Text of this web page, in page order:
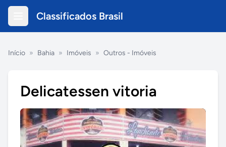
Classificados Brasil
Início » Bahia » Imóveis » Outros - Imóveis
Delicatessen vitoria